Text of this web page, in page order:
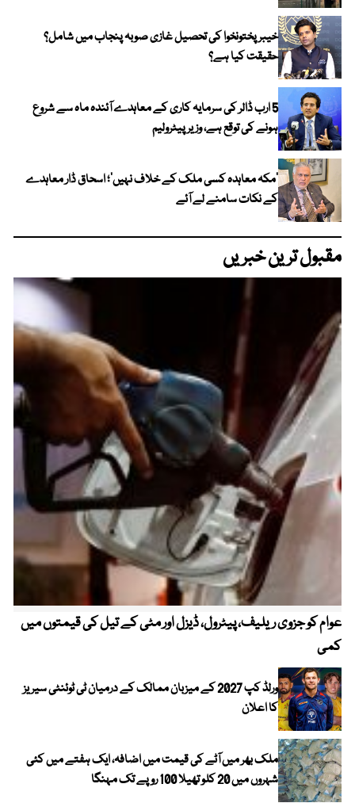
خیبر پختونخوا کی تحصیل غازی صوبہ پنجاب میں شامل؟
حقیقت کیا ہے؟
5 ارب ڈالر کی سرمایہ کاری کے معاہدے آئندہ ماہ سے شروع
ہونے کی توقع ہے، وزیر پیٹرولیم
‘مکہ معاہدہ کسی ملک کے خلاف نہیں’؛ اسحاق ڈار معاہدے
کے نکات سامنے لے آئے
مقبول ترین خبریں
عوام کو جزوی ریلیف، پیٹرول، ڈیزل اور مٹی کے تیل کی قیمتوں میں
کمی
ورلڈ کپ 2027 کے میزبان ممالک کے درمیان ٹی ٹوئنٹی سیریز
کا اعلان
ملک بھر میں آٹے کی قیمت میں اضافہ، ایک ہفتے میں کئی
شہروں میں 20 کلو تھیلا 100 روپے تک مہنگا